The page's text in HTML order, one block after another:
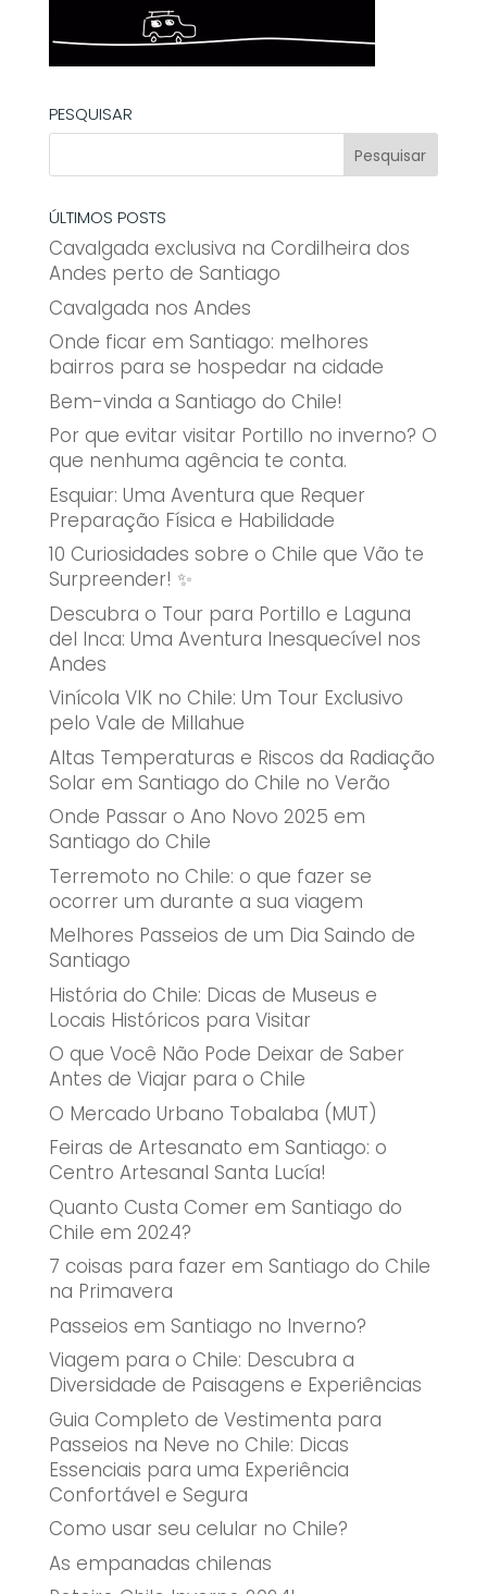
PESQUISAR
ÚLTIMOS POSTS
Cavalgada exclusiva na Cordilheira dos
Andes perto de Santiago
Cavalgada nos Andes
Onde ficar em Santiago: melhores
bairros para se hospedar na cidade
Bem-vinda a Santiago do Chile!
Por que evitar visitar Portillo no inverno? O
que nenhuma agência te conta.
Esquiar: Uma Aventura que Requer
Preparação Física e Habilidade
10 Curiosidades sobre o Chile que Vão te
Surpreender! ✨
Descubra o Tour para Portillo e Laguna
del Inca: Uma Aventura Inesquecível nos
Andes
Vinícola VIK no Chile: Um Tour Exclusivo
pelo Vale de Millahue
Altas Temperaturas e Riscos da Radiação
Solar em Santiago do Chile no Verão
Onde Passar o Ano Novo 2025 em
Santiago do Chile
Terremoto no Chile: o que fazer se
ocorrer um durante a sua viagem
Melhores Passeios de um Dia Saindo de
Santiago
História do Chile: Dicas de Museus e
Locais Históricos para Visitar
O que Você Não Pode Deixar de Saber
Antes de Viajar para o Chile
O Mercado Urbano Tobalaba (MUT)
Feiras de Artesanato em Santiago: o
Centro Artesanal Santa Lucía!
Quanto Custa Comer em Santiago do
Chile em 2024?
7 coisas para fazer em Santiago do Chile
na Primavera
Passeios em Santiago no Inverno?
Viagem para o Chile: Descubra a
Diversidade de Paisagens e Experiências
Guia Completo de Vestimenta para
Passeios na Neve no Chile: Dicas
Essenciais para uma Experiência
Confortável e Segura
Como usar seu celular no Chile?
As empanadas chilenas